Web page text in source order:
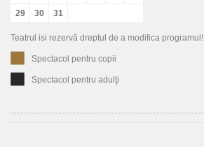
29
30 31
Teatrul isi rezervă dreptul de a modifica programul!
Spectacol pentru copii
Spectacol pentru adulţi